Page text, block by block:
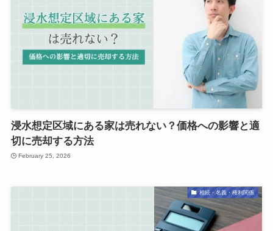
浸水想定区域にある家は売れない？価格への影響と適
切に売却する方法
February 25, 2026
相続・名義・権利関係